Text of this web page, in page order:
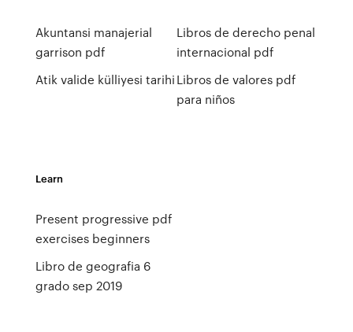
Akuntansi manajerial
garrison pdf
Atik valide külliyesi tarihi
Libros de derecho penal
internacional pdf
Libros de valores pdf
para niños
Learn
Present progressive pdf
exercises beginners
Libro de geografia 6
grado sep 2019